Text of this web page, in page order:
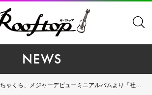
NEWS
ちゃくら、メジャーデビューミニアルバムより「社会の左」先行配信